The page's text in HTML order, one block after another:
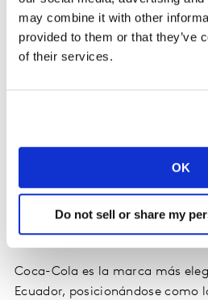
may combine it with other
provided to them or that they’ve
of their services.
OK
Do not sell or share my
En este sentido, para conseguir
marcas es importante
necesita crecer por penetración
enfocarse a una de estas dos.
aprovechar la omnicanalidad
Ecuador
Coca-Cola es la marca más
Ecuador, posicionándose como